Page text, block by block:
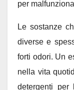
per
Le sostanze
diverse e
forti odori. Un
nella vita
detergenti per